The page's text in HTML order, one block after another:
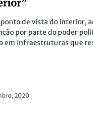
de vista do interior,
por parte do poder
em infraestruturas que
2020